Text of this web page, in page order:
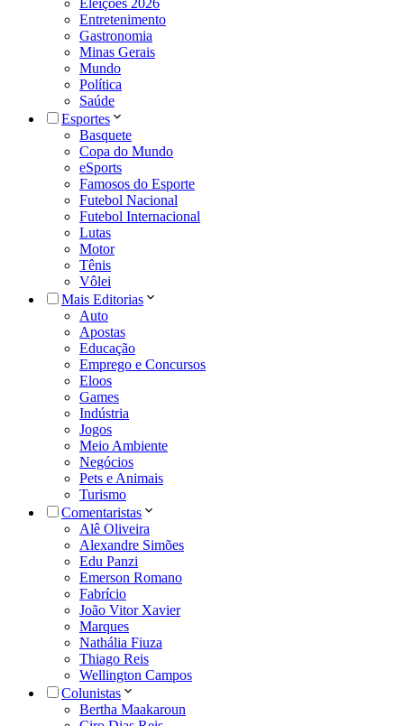
Entretenimento
Gastronomia
Minas Gerais
Mundo
Política
Saúde
Esportes
Basquete
Copa do Mundo
eSports
Famosos do Esporte
Futebol Nacional
Futebol Internacional
Lutas
Motor
Tênis
Vôlei
Mais Editorias
Auto
Apostas
Educação
Emprego e Concursos
Eloos
Games
Indústria
Jogos
Meio Ambiente
Negócios
Pets e Animais
Turismo
Comentaristas
Alê Oliveira
Alexandre Simões
Edu Panzi
Emerson Romano
Fabrício
João Vitor Xavier
Marques
Nathália Fiuza
Thiago Reis
Wellington Campos
Colunistas
Bertha Maakaroun